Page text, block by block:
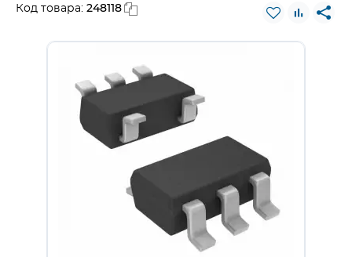
Код товара: 248118